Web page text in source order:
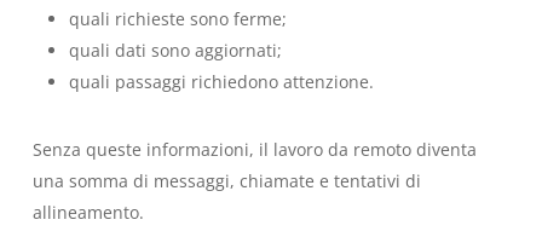
quali richieste sono ferme;
quali dati sono aggiornati;
quali passaggi richiedono attenzione.
Senza queste informazioni, il lavoro da remoto diventa
una somma di messaggi, chiamate e tentativi di
allineamento.